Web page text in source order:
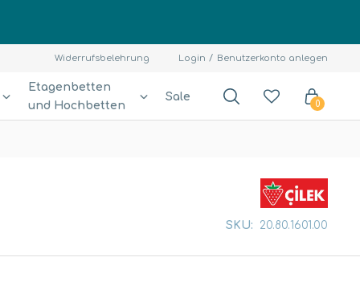
Widerrufsbelehrung Login Benutzerkonto anlegen
Etagenbetten
und Hochbetten
Sale
0
SKU: 20.80.1601.00